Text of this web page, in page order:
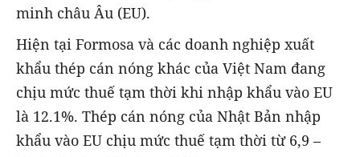
minh châu Âu (EU).
Hiện tại Formosa và các doanh nghiệp xuất
khẩu thép cán nóng khác của Việt Nam đang
chịu mức thuế tạm thời khi nhập khẩu vào EU
là 12.1%. Thép cán nóng của Nhật Bản nhập
khẩu vào EU chịu mức thuế tạm thời từ 6,9 –